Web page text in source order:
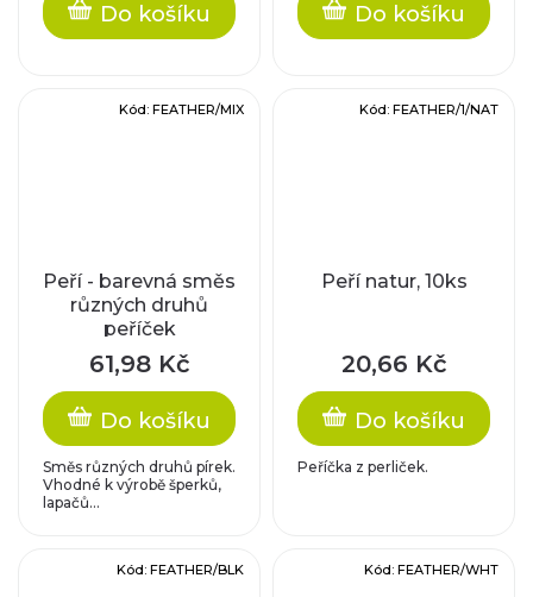
Do košíku Do košíku
Peří - barevná směs
různých druhů
peříček
61,98 Kč
Do košíku
Směs různých druhů pírek.
Vhodné k výrobě šperků,
lapačů...
Kód: FEATHER/MIX
Peří natur, 10ks
20,66 Kč
Do košíku
Peříčka z perliček.
Kód: FEATHER/1/NAT
Kód: FEATHER/BLK Kód: FEATHER/WHT